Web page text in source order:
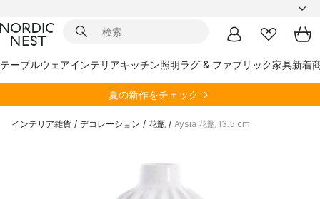
テーブルウェアインテリアキッチン照明ラグ & ファブリック家具新着
夏の新作をチェック
インテリア雑貨 / デコレーション / 花瓶 / Aysia 花瓶 13.5 cm